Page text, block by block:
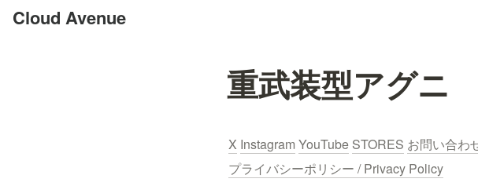
Cloud Avenue
重武装型アグニ
X Instagram YouTube STORES お問い合わ
プライバシーポリシー / Privacy Policy